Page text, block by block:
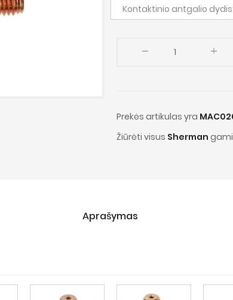
Prekės artikulas yra
Žiūrėti visus Sherman
Aprašymas